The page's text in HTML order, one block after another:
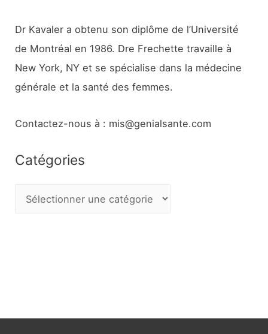
Dr Kavaler a obtenu son diplôme de l’Université
de Montréal en 1986. Dre Frechette travaille à
New York, NY et se spécialise dans la médecine
générale et la santé des femmes.
Contactez-nous à : mis@genialsante.com
Catégories